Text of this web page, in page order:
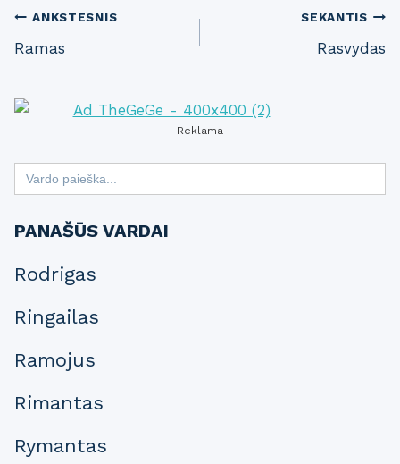
Post
navigation
ANKSTESNIS
Ramas
SEKANTIS
Rasvydas
Reklama
Search
for:
PANAŠŪS VARDAI
Rodrigas
Ringailas
Ramojus
Rimantas
Rymantas